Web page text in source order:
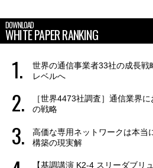
DOWNLOAD
WHITE PAPER RANKING
世界の通信事業者33社の成長
レベルへ
［世界4473社調査］通信業界
の戦略
高価な専用ネットワークは本当
構築の現実解
【基調講演 K2-4 スリーダブリ